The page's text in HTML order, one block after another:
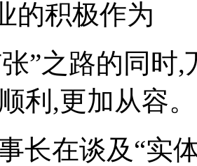
的积极作为
”之路的同时,
利,更加从容。
长在谈及“实